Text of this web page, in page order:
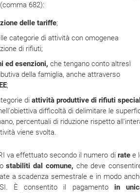
682):
delle tariffe;
categorie di attività con omogenea
di rifiuti;
ed esenzioni, che tengano conto altresì
della famiglia, anche attraverso
;
di attività produttive di rifiuti
difficoltà di delimitare le
percentuali di riduzione rispetto
viene svolta.
va effettuato secondo il numero di ratee
stabiliti dal comune, che deve
a scadenza semestrale e in modo
È consentito il pagamento in